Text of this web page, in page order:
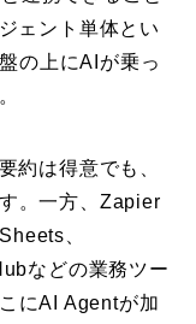
ェント単体とい
の上にAIが乗っ
約は得意でも、
。一方、Zapier
、
などの業務ツー
にAI Agentが加